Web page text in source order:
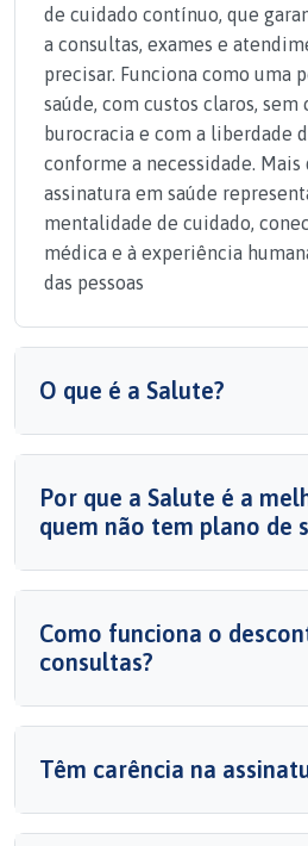
de cuidado contínuo, que
a consultas, exames e
precisar. Funciona como uma
saúde, com custos claros, sem
burocracia e com a liberdade
conforme a necessidade. Mais
assinatura em saúde
mentalidade de cuidado,
médica e à experiência
das pessoas
O que é a Salute?
Por que a Salute é a
quem não tem plano de
Como funciona o
consultas?
Têm carência na